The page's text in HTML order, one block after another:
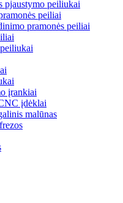
pjaustymo peiliukai
peiliai
pramonės peiliai
įrankiai
įdėklai
malūnas